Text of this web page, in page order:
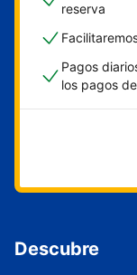
reserva
Pagos
los pagos
Descubre